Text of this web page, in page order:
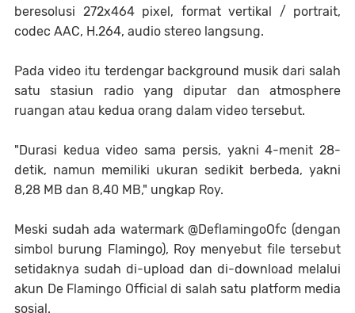
beresolusi 272x464 pixel, format vertikal / portrait,
codec AAC, H.264, audio stereo langsung.
Pada video itu terdengar background musik dari salah
satu stasiun radio yang diputar dan atmosphere
ruangan atau kedua orang dalam video tersebut.
"Durasi kedua video sama persis, yakni 4-menit 28-
detik, namun memiliki ukuran sedikit berbeda, yakni
8,28 MB dan 8,40 MB," ungkap Roy.
Meski sudah ada watermark @DeflamingoOfc (dengan
simbol burung Flamingo), Roy menyebut file tersebut
setidaknya sudah di-upload dan di-download melalui
akun De Flamingo Official di salah satu platform media
sosial.